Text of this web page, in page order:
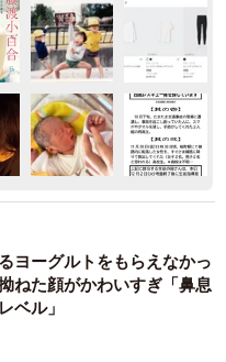
ヨーグルトをもらえなかっ
ねた顔がかわいすぎ「鼻息
ベル」